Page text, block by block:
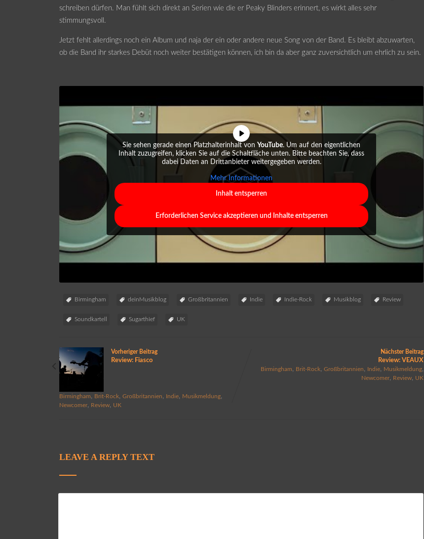
schreiben dürfen. Man fühlt sich direkt an Serien wie die er Peaky Blinders erinnert, es wirkt alles sehr
stimmungsvoll.
Jetzt fehlt allerdings noch ein Album und naja der ein oder andere neue Song von der Band. Es bleibt abzuwarten,
ob die Band ihr starkes Debüt noch weiter bestätigen können, ich bin da aber ganz zuversichtlich um ehrlich zu sein.
Sie sehen gerade einen Platzhalterinhalt vonYouTube. Um auf den eigentlichen
Inhalt zuzugreifen, klicken Sie auf die Schaltfläche unten. Bitte beachten Sie, dass
dabei Daten an Drittanbieter weitergegeben werden.
Mehr Informationen
Inhalt entsperren
Erforderlichen Service akzeptieren und Inhalte entsperren
Birmingham deinMusikblog Großbritannien Indie Indie-Rock Musikblog Review
Soundkartell Sugarthief UK
Vorheriger Beitrag
Review: Fiasco
Birmingham Brit-Rock ,Großbritannien Indie Musikmeldung
Newcomer Review UK
Nächster Beitrag
Review: VEAUX
Birmingham Brit-Rock ,Großbritannien Indie Musikmeldung
Newcomer Review UK
LEAVE A REPLY TEXT